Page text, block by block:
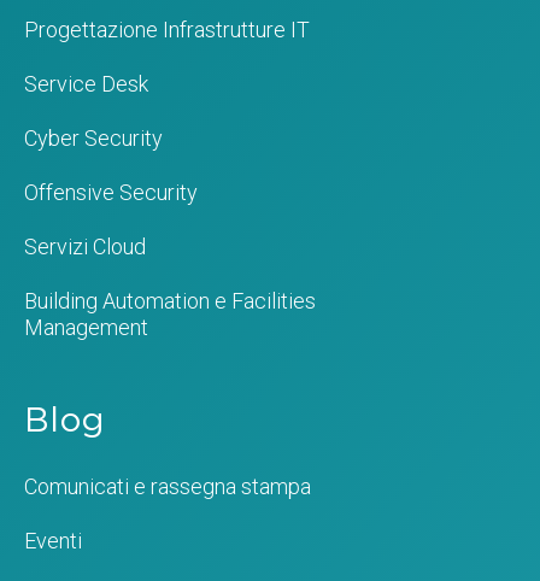
Progettazione Infrastrutture IT
Service Desk
Cyber Security
Offensive Security
Servizi Cloud
Building Automation e Facilities
Management
Blog
Comunicati e rassegna stampa
Eventi